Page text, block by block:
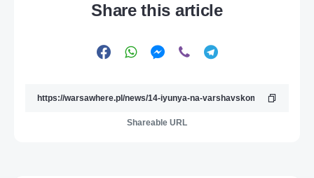
Share this article
Shareable URL